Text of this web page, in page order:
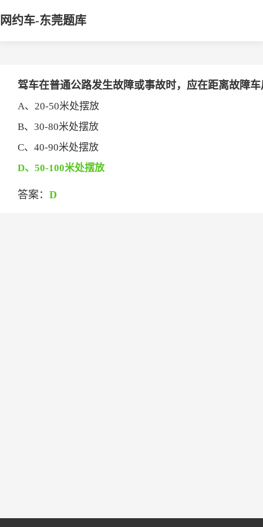
网约车-东莞题库
驾车在普通公路发生故障或事故时，应在距离故障
A、20-50米处摆放
B、30-80米处摆放
C、40-90米处摆放
D、50-100米处摆放
答案： D